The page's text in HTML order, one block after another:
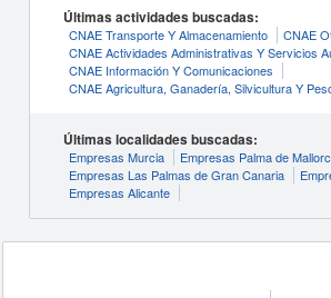
Últimas actividades buscadas:
CNAE Transporte Y Almacenamiento
CNAE
CNAE Actividades Administrativas Y Servicios
CNAE Información Y Comunicaciones
CNAE Agricultura, Ganadería, Silvicultura Y
Últimas localidades buscadas:
Empresas Murcia
Empresas Palma de
Empresas Las Palmas de Gran Canaria
Empresas Alicante